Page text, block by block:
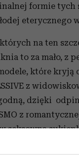
formie tych
eterycznego
na ten
to za mało, z
które kryją
z
dzięki
z
seksowną
z niej